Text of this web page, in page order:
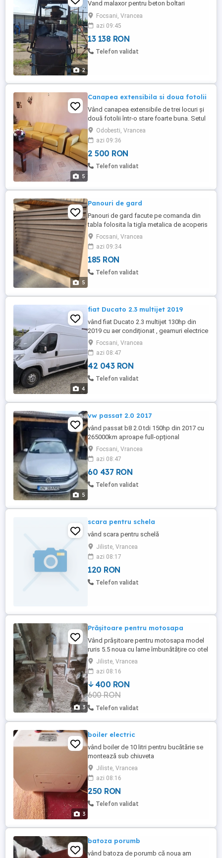
2
Vand malaxor pentru beton boltari
Focsani, Vrancea
azi 09:45
13 138 RON
Telefon validat
5
Canapea extensibila si doua fotolii
Vând canapea extensibile de trei locuri și
două fotolii într-o stare foarte buna. Setul
este montat într-un living și nu s-a dormit
pe el. Nu are defecte sau rupturi (ca nou).
Canapeaua are 197 cm X 100 cm Fotoliu
95 cm X 100 cm 2 bucăți Accept unele
schimburi doar aici în zona
Odobesti, Vrancea
azi 09:36
2 500 RON
Telefon validat
5
Panouri de gard
Panouri de gard facute pe comanda din
tabla folosita la tigla metalica de acoperis
0,5. Modele diferite tip Jalsau Teava
rectangulara 10 2
Focsani, Vrancea
azi 09:34
185 RON
Telefon validat
4
fiat Ducato 2.3 multijet 2019
vând fiat Ducato 2.3 multijet 130hp din
2019 cu aer condiționat , geamuri electrice
,închidere din telecomanda 526000km
Schimb cu o casă la țară în județul
Vrancea
Focsani, Vrancea
azi 08:47
42 043 RON
Telefon validat
5
vw passat 2.0 2017
vând passat b8 2.0 tdi 150hp din 2017 cu
265000km aproape full-opțional
proprietar de 4 ani Schimb cu o casă la
țară în jud Vrancea
Focsani, Vrancea
azi 08:47
60 437 RON
Telefon validat
scara pentru schela
vând scara pentru schelă
Jiliste, Vrancea
azi 08:17
120 RON
Telefon validat
3
Prășitoare pentru motosapa
Vând prășitoare pentru motosapa model
ruris 5.5 noua cu lame îmbunătățire co otel
rapidJiliste, Vrancea
azi 08:16
400 RON
600 RON
Telefon validat
3
boiler electric
vând boiler de 10 litri pentru bucătărie se
montează sub chiuveta
Jiliste, Vrancea
azi 08:16
250 RON
Telefon validat
batoza porumb
vând batoza de porumb că noua am